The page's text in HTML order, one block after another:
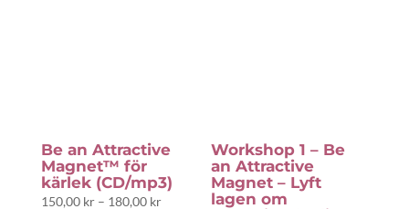
Be an Attractive
Magnet™ för
kärlek (CD/mp3)
150,00 kr – 180,00 krPrisintervall:
Workshop 1 – Be
an Attractive
Magnet – Lyft
lagen om